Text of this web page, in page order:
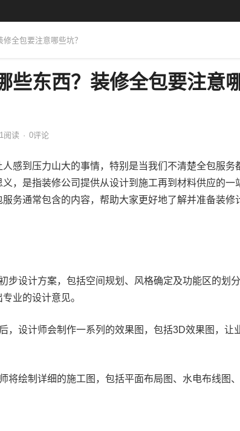
全包要注意哪些坑？
些东西？装修全包要注意
阅读 · 0评论
感到压力山大的事情，特别是当我们不清楚全包服务
，是指装修公司提供从设计到施工再到材料供应的一
务通常包含的内容，帮助大家更好地了解并准备装修
步设计方案，包括空间规划、风格确定及功能区的划分
业的设计意见。
，设计师会制作一系列的效果图，包括3D效果图，让
将绘制详细的施工图，包括平面布局图、水电布线图